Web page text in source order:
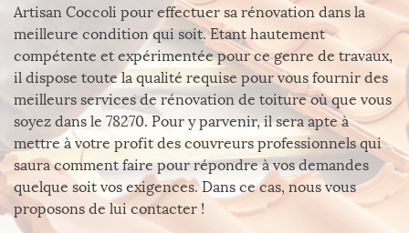
Artisan Coccoli pour effectuer sa rénovation dans la
meilleure condition qui soit. Etant hautement
compétente et expérimentée pour ce genre de travaux,
il dispose toute la qualité requise pour vous fournir des
meilleurs services de rénovation de toiture où que vous
soyez dans le 78270. Pour y parvenir, il sera apte à
mettre à votre profit des couvreurs professionnels qui
saura comment faire pour répondre à vos demandes
quelque soit vos exigences. Dans ce cas, nous vous
proposons de lui contacter !